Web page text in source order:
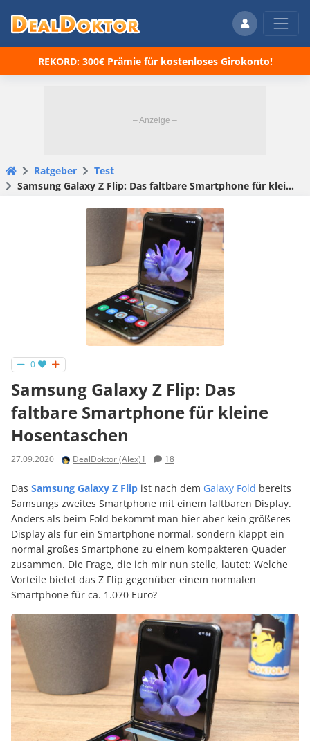
REKORD: 300€ Prämie für kostenloses Girokonto!
Ratgeber
Test
Samsung Galaxy Z Flip: Das faltbare Smartphone für kleine Hosentaschen
0
Samsung Galaxy Z Flip: Das
faltbare Smartphone für kleine
Hosentaschen
27.09.2020 DealDoktor (Alex)1 18
Das Samsung Galaxy Z Flip ist nach dem Galaxy Fold bereits
Samsungs zweites Smartphone mit einem faltbaren Display.
Anders als beim Fold bekommt man hier aber kein größeres
Display als für ein Smartphone normal, sondern klappt ein
normal großes Smartphone zu einem kompakteren Quader
zusammen. Die Frage, die ich mir nun stelle, lautet: Welche
Vorteile bietet das Z Flip gegenüber einem normalen
Smartphone für ca. 1.070 Euro?